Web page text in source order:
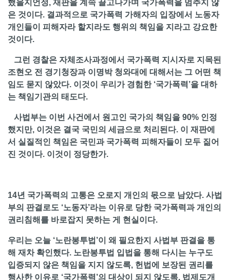
했을지언정, 재판을 계속 끌고나가며 국가폭력을 멈추지 않
은 것이다. 결과적으로 국가폭력 가해자의 입장에서 노동자
개인들이 피해자라 할지라도 행위의 책임을 지라고 강요한
것이다.
그런 경찰은 자체조사과정에서 국가폭력 지시자로 지목된
조현오 전 경기청장과 이명박 청와대에 대해서는 그 어떤 책
임도 묻지 않았다. 이것이 우리가 경험한 ‘국가폭력’을 대하
는 책임기관의 태도다.
사법부는 이번 사건에서 원고인 국가의 책임을 90% 인정
했지만, 이것은 결국 국민의 세금으로 처리된다. 이 재판에
서 실질적인 책임은 국민과 국가폭력 피해자들이 모두 짊어
진 것이다. 이것이 정당한가.
14년 국가폭력의 고통은 오로지 개인의 몫으로 남았다. 사법
부의 판결로도 ‘노동자’라는 이유로 당한 국가폭력과 개인의
권리침해를 바로잡지 못하는 게 현실이다.
우리는 오늘 ‘노란봉투법’이 왜 필요한지 사법부 판결을 통
해 재차 확인했다. 노란봉투법 입법을 통해 다시는 누구도
입증되지 않은 책임을 지지 않도록, 헌법에 보장된 권리를
행사한 이유로 ‘국가폭력’의 대상이 되지 않도록, 법제도개